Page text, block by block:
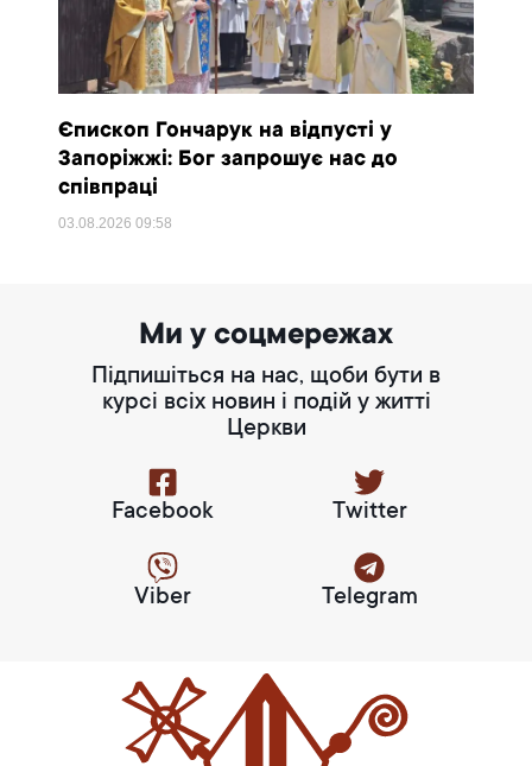
Єпископ Гончарук на відпусті у
Запоріжжі: Бог запрошує нас до
співпраці
03.08.202609:58
Ми у соцмережах
Підпишіться на нас, щоби бути в
курсі всіх новин і подій у житті
Церкви
Facebook Twitter
Viber Telegram